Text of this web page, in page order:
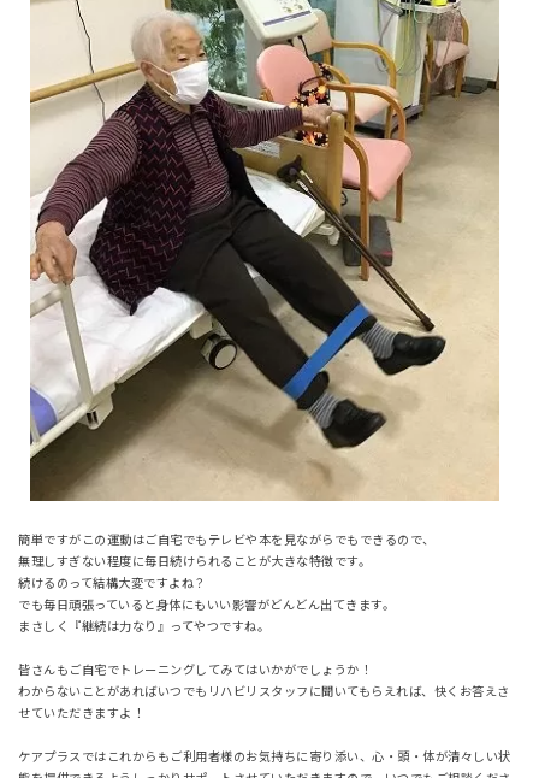
簡単ですがこの運動はご自宅でもテレビや本を見ながらでもできるので、
無理しすぎない程度に毎日続けられることが大きな特徴です。
続けるのって結構大変ですよね？
でも毎日頑張っていると身体にもいい影響がどんどん出てきます。
まさしく『継続は力なり』ってやつですね。
皆さんもご自宅でトレーニングしてみてはいかがでしょうか！
わからないことがあればいつでもリハビリスタッフに聞いてもらえれば、快くお答えさ
せていただきますよ！
ケアプラスではこれからもご利用者様のお気持ちに寄り添い、心・頭・体が清々しい状